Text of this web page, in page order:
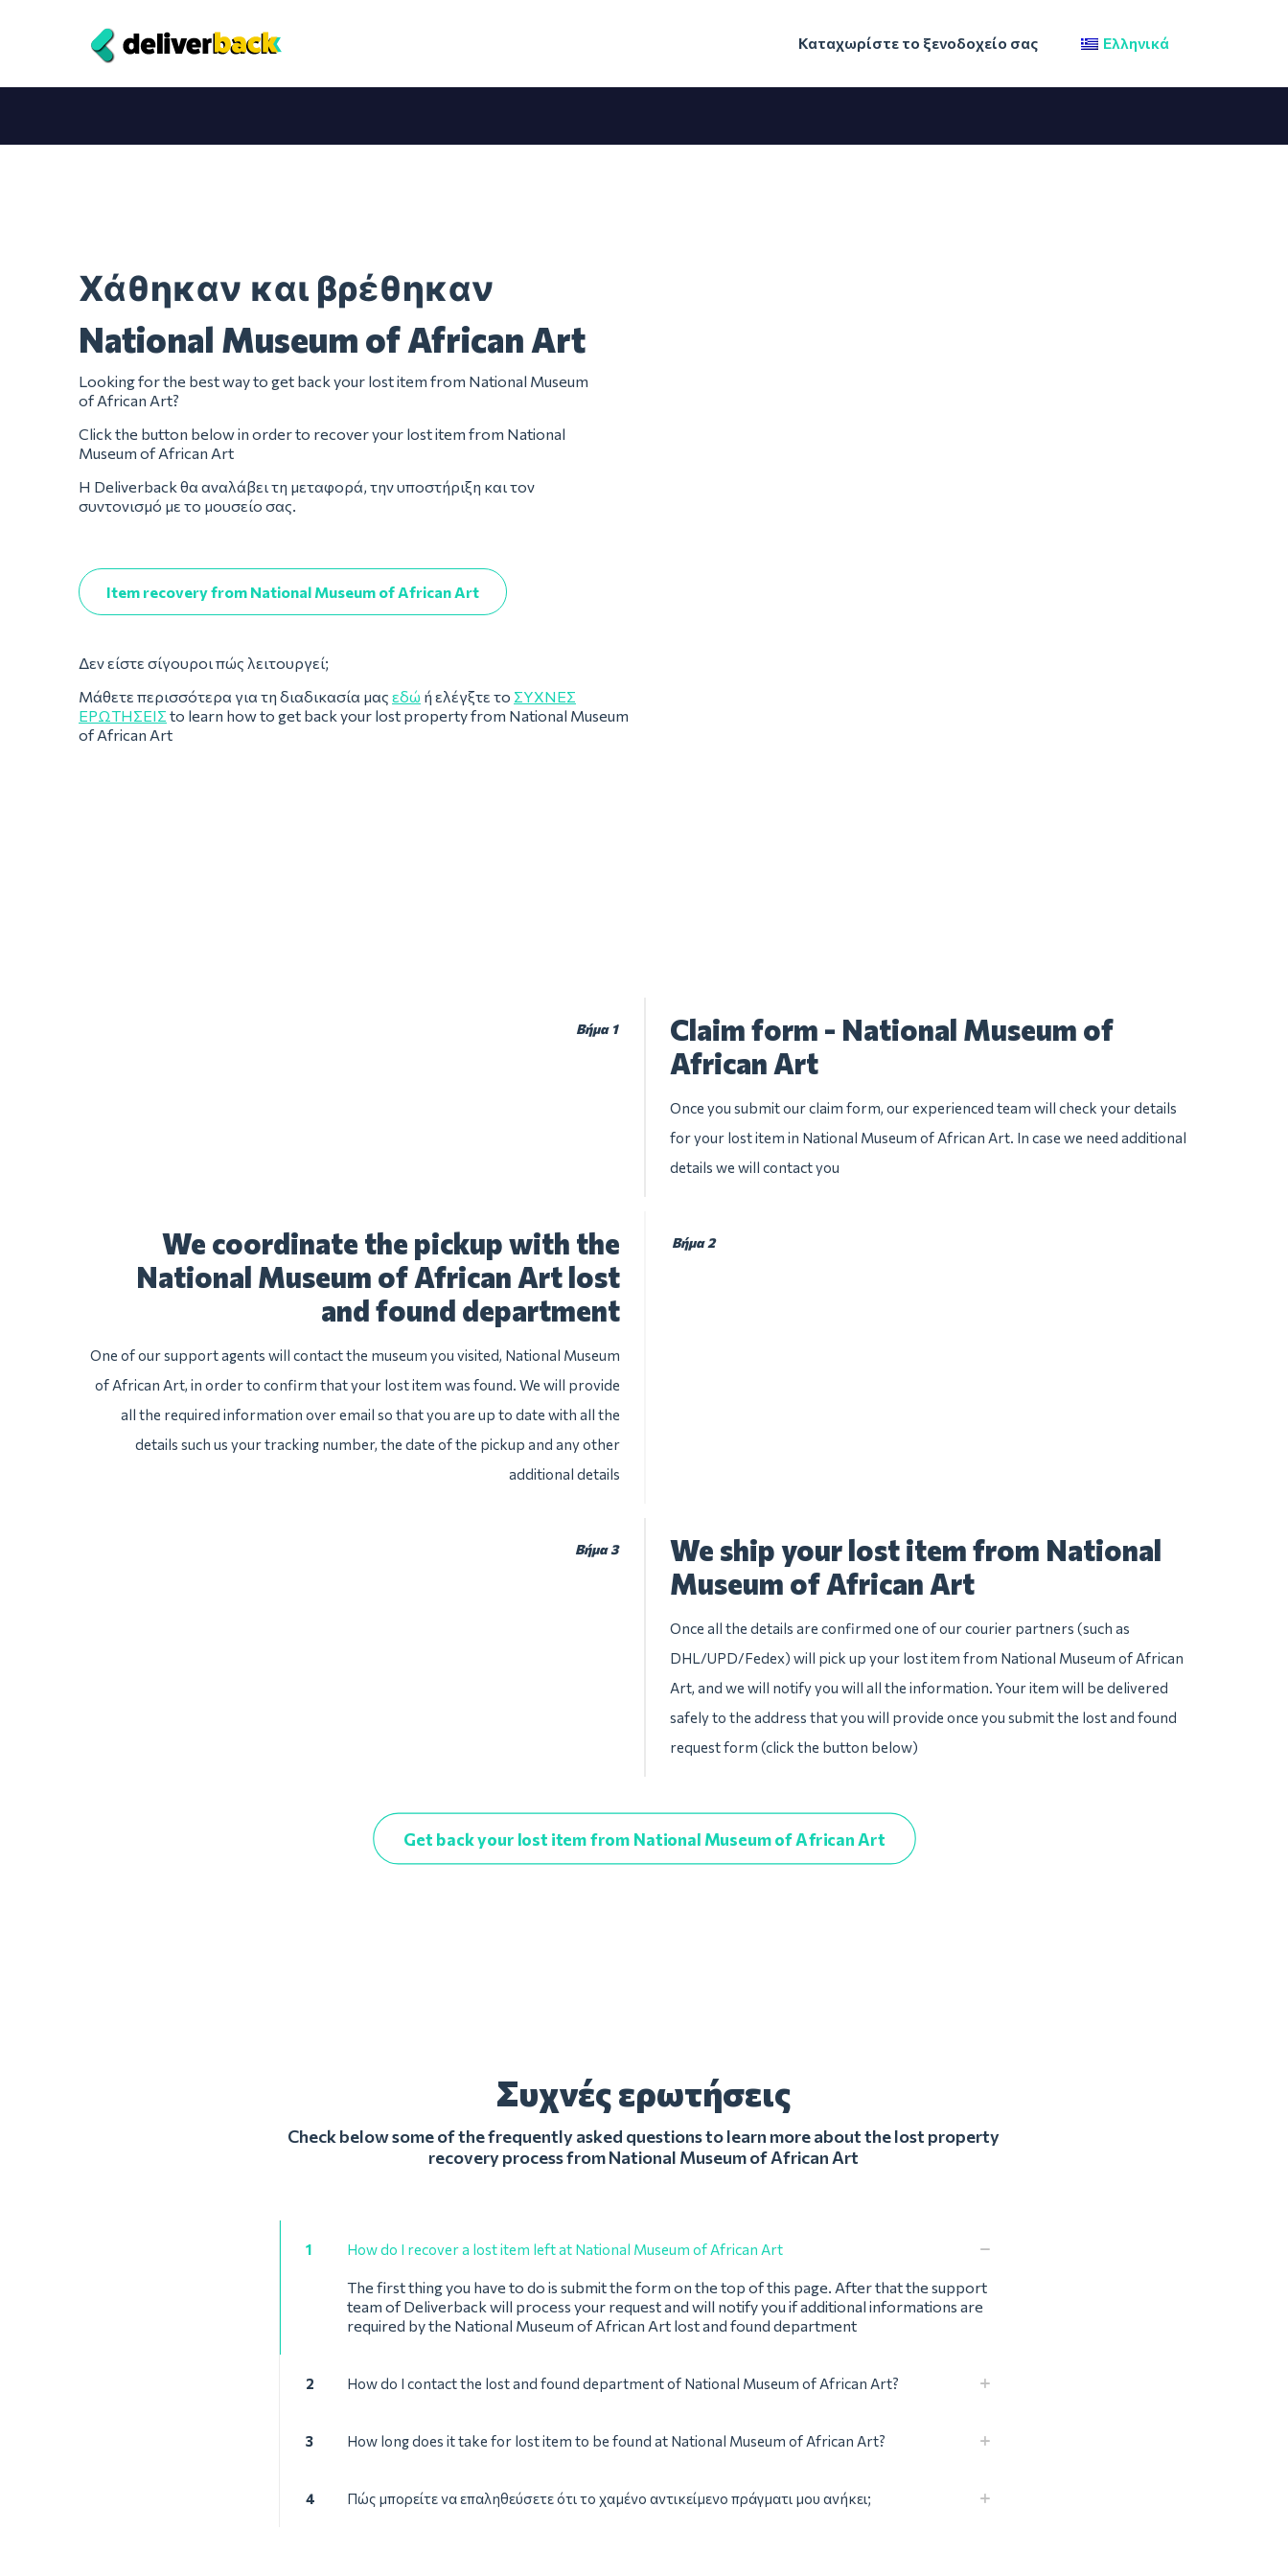
Καταχωρίστε το ξενοδοχείο σας Ελληνικά
Χάθηκαν και βρέθηκαν
National Museum of African Art
Looking for the best way to get back your lost item from National Museum
of African Art?
Click the button below in order to recover your lost item from National
Museum of African Art
Η Deliverback θα αναλάβει τη μεταφορά, την υποστήριξη και τον
συντονισμό με το μουσείο σας.
Item recovery from National Museum of African Art
Δεν είστε σίγουροι πώς λειτουργεί;
Μάθετε περισσότερα για τη διαδικασία μας εδώ ή ελέγξτε το ΣΥΧΝΈΣ
ΕΡΩΤΉΣΕΙΣ to learn how to get back your lost property from National Museum
of African Art
Βήμα 1
Claim form - National Museum of
African Art
Once you submit our claim form, our experienced team will check your details
for your lost item in National Museum of African Art. In case we need additional
details we will contact you
Βήμα 2
We coordinate the pickup with the
National Museum of African Art lost
and found department
One of our support agents will contact the museum you visited, National Museum
of African Art, in order to confirm that your lost item was found. We will provide
all the required information over email so that you are up to date with all the
details such us your tracking number, the date of the pickup and any other
additional details
Βήμα 3
We ship your lost item from National
Museum of African Art
Once all the details are confirmed one of our courier partners (such as
DHL/UPD/Fedex) will pick up your lost item from National Museum of African
Art, and we will notify you will all the information. Your item will be delivered
safely to the address that you will provide once you submit the lost and found
request form (click the button below)
Get back your lost item from National Museum of African Art
Συχνές ερωτήσεις
Check below some of the frequently asked questions to learn more about the lost property
recovery process from National Museum of African Art
1 How do I recover a lost item left at National Museum of African Art
The first thing you have to do is submit the form on the top of this page. After that the support
team of Deliverback will process your request and will notify you if additional informations are
required by the National Museum of African Art lost and found department
2 How do I contact the lost and found department of National Museum of African Art?
3 How long does it take for lost item to be found at National Museum of African Art?
4 Πώς μπορείτε να επαληθεύσετε ότι το χαμένο αντικείμενο πράγματι μου ανήκει;